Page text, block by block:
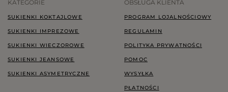
KATEGORIE
SUKIENKI KOKTAJLOWE
SUKIENKI IMPREZOWE
SUKIENKI WIECZOROWE
SUKIENKI JEANSOWE
SUKIENKI ASYMETRYCZNE
OBSŁUGA KLIENTA
PROGRAM LOJALNOŚCIOWY
REGULAMIN
POLITYKA PRYWATNOŚCI
POMOC
WYSYŁKA
PŁATNOŚCI